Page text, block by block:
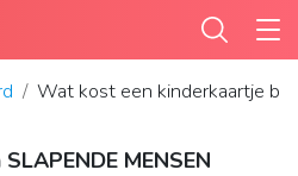
Wat kost een kinderkaartje bij
MENSEN